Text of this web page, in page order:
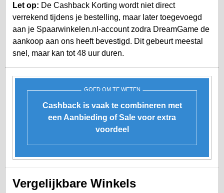
Let op: De Cashback Korting wordt niet direct
verrekend tijdens je bestelling, maar later toegevoegd
aan je Spaarwinkelen.nl-accountzodra DreamGame de
aankoop aan ons heeft bevestigd. Dit gebeurt meestal
snel, maar kan tot 48 uur duren.
GOED OM TE WETEN
Cashback is vaak te combineren met
een Aanbieding of Sale voor extra
voordeel
Vergelijkbare Winkels